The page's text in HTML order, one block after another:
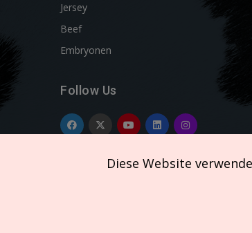
Jersey
Beef
Embryonen
Follow Us
Diese Website